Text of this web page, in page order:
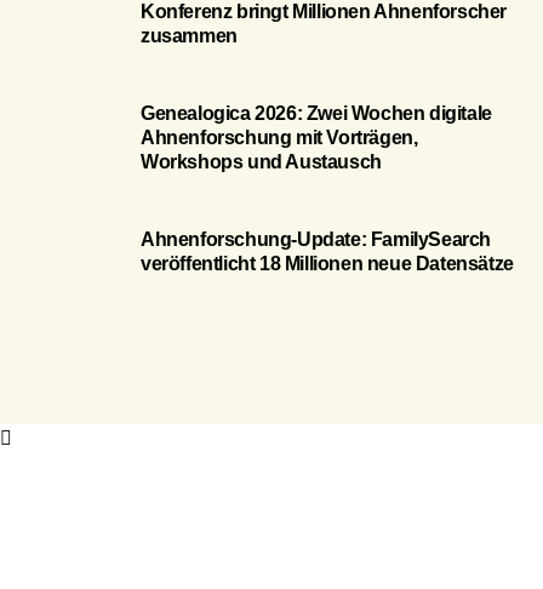
Konferenz bringt Millionen Ahnenforscher
zusammen
Genealogica 2026: Zwei Wochen digitale
Ahnenforschung mit Vorträgen,
Workshops und Austausch
Ahnenforschung-Update: FamilySearch
veröffentlicht 18 Millionen neue Datensätze